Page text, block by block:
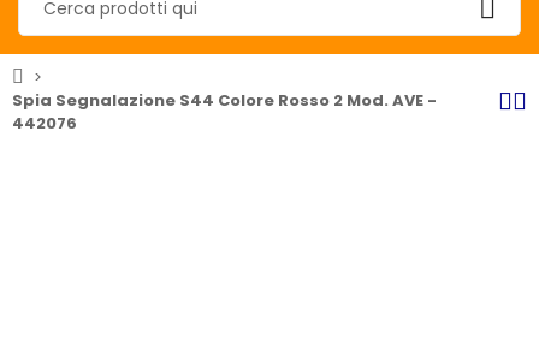
Spia Segnalazione S44 Colore Rosso 2 Mod. AVE -
442076